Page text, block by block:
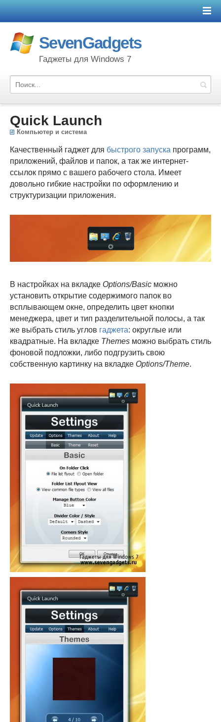
SevenGadgets
Гаджеты для Windows 7
Quick Launch
Компьютер и система
Качественный гаджет для быстрого запуска программ,
приложений, файлов и папок, а так же интернет-
ссылок прямо с вашего рабочего стола. Имеет
довольно гибкие настройки по оформлению и
структуризации приложения.
В настройках на вкладке Options/Basic можно
установить открытие содержимого папок во
всплывающем окне, определить цвет кнопки
менеджера, цвет и тип разделительной полосы, а так
же выбрать стиль углов гаджета: округлые или
квадратные. На вкладке Themes можно выбрать стиль
фоновой подложки, либо подгрузить свою
собственную картинку на вкладке Options/Theme.